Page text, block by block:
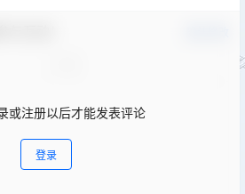
或注册以后才能发表评论
登录